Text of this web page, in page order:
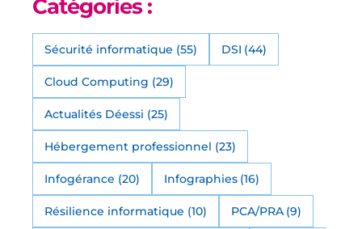
Catégories :
Sécurité informatique (55) DSI (44)
Cloud Computing (29)
Actualités Déessi (25)
Hébergement professionnel (23)
Infogérance (20) Infographies (16)
Résilience informatique (10) PCA/PRA (9)